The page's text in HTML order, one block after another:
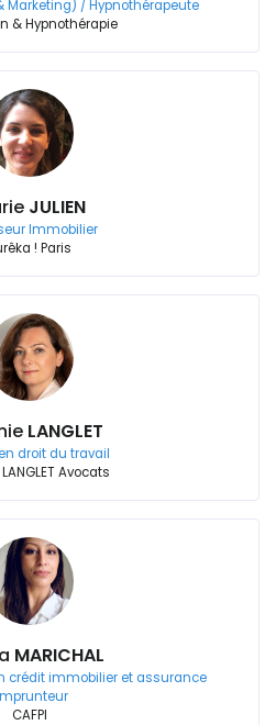
Marketing) / Hypnothérapeute
& Hypnothérapie
JULIEN
Immobilier
! Paris
LANGLET
droit du travail
Avocats
MARICHAL
crédit immobilier et assurance
CAFPI